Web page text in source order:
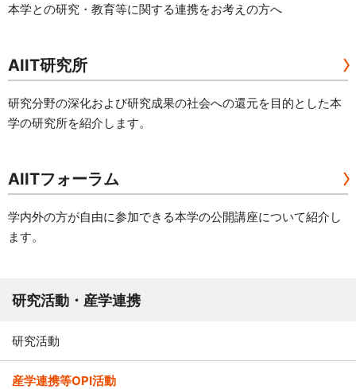
本学との研究・教育等に関する連携をお考えの方へ
AIIT研究所
研究分野の深化および研究成果の社会への還元を目的とした本
学の研究所を紹介します。
AIITフォーラム
学内外の方が自由に参加できる本学の公開講座について紹介し
ます。
研究活動・産学連携
研究活動
産学連携等OPI活動